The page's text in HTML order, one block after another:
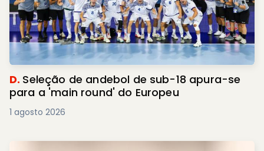
D. Seleção de andebol de sub-18 apura-se
para a 'main round' do Europeu
1 agosto 2026